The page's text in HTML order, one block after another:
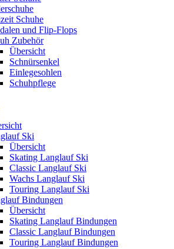
Schuhe
und Flip-Flops
Zubehör
Übersicht
Schnürsenkel
Einlegesohlen
Schuhpflege
Ski
Übersicht
Skating Langlauf Ski
Classic Langlauf Ski
Wachs Langlauf Ski
Touring Langlauf Ski
Bindungen
Übersicht
Skating Langlauf Bindungen
Classic Langlauf Bindungen
Touring Langlauf Bindungen